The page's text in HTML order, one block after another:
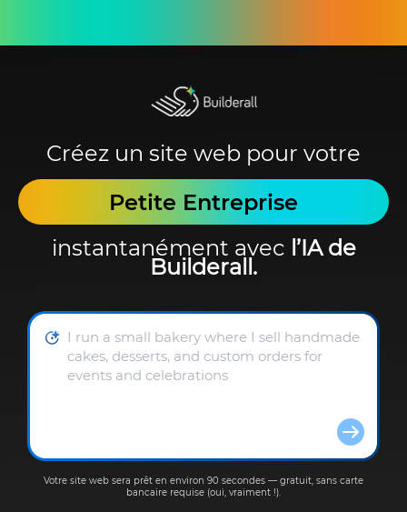
Créez un site web pour votre
Petite Entreprise
instantanément avec l’IA de
Builderall.
Votre site web sera prêt en environ 90 secondes — gratuit, sans carte
bancaire requise (oui, vraiment !).